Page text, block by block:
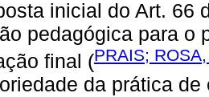
inicial do Art. 66
pedagógica para o
final (PRAIS;
da prática